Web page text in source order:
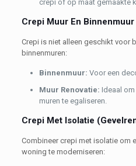
crepi of op maat gemaakte
Crepi Muur En Binnenmuur
Crepi is niet alleen geschikt voor
binnenmuren:
Binnenmuur: Voor een
Muur Renovatie: Ideaal
muren te egaliseren.
Crepi Met Isolatie
Combineer crepi met isolatie om
woning te moderniseren: